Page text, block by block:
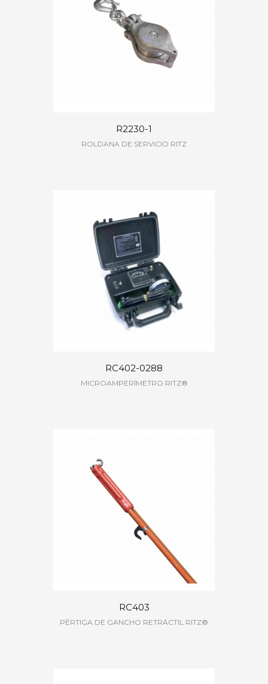
R2230-1
ROLDANA DE SERVICIO RITZ
RC402-0288
MICROAMPERÍMETRO RITZ®
RC403
PÉRTIGA DE GANCHO RETRÁCTIL RITZ®